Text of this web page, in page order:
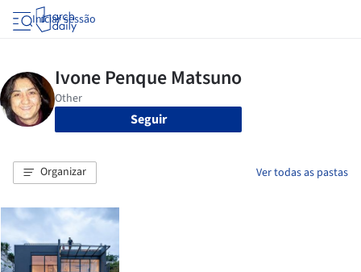
Iniciar sessão
Seguir
Organizar Ver todas as pastas